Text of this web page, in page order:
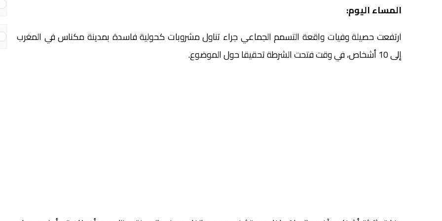
المساء اليوم:
ارتفعت حصيلة وفيات واقعة التسمم الجماعي جراء تناول مشروبات كحولية فاسدة بمدينة مكناس في المغرب
إلى 10 أشخاص، في وقت فتحت الشرطة تحقيقا حول الموضوع.